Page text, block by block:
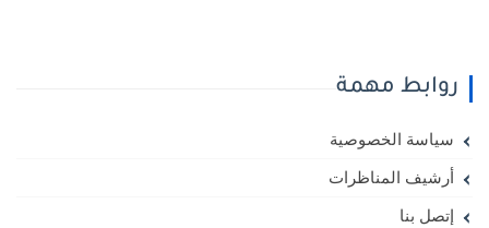
روابط مهمة
سياسة الخصوصية
أرشيف المناظرات
إتصل بنا